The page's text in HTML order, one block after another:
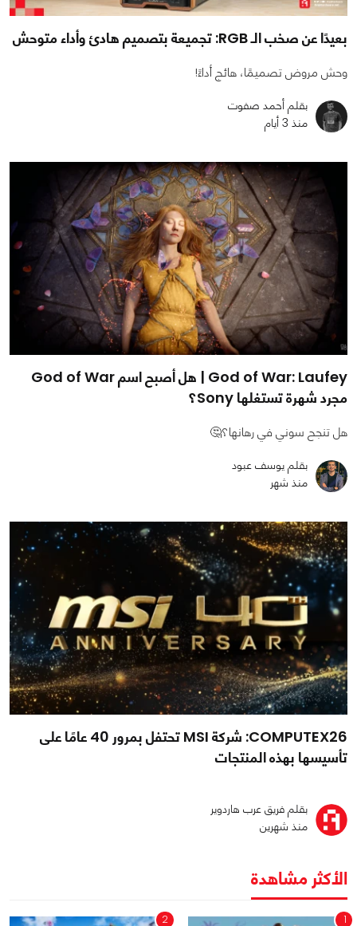
بعيدًا عن صخب الـ RGB: تجميعة بتصميم هادئ وأداء متوحش
وحش مروض تصميمًا، هائج أداءً!
بقلم أحمد صفوت
منذ 3 أيام
God of War: Laufey | هل أصبح اسم God of War
مجرد شهرة تستغلها Sony؟
هل تنجح سوني في رهانها؟🤔
بقلم يوسف عبود
منذ شهر
COMPUTEX26: شركة MSI تحتفل بمرور 40 عامًا على
تأسيسها بهذه المنتجات
بقلم فريق عرب هاردوير
منذ شهرين
الأكثر مشاهدة
1
2